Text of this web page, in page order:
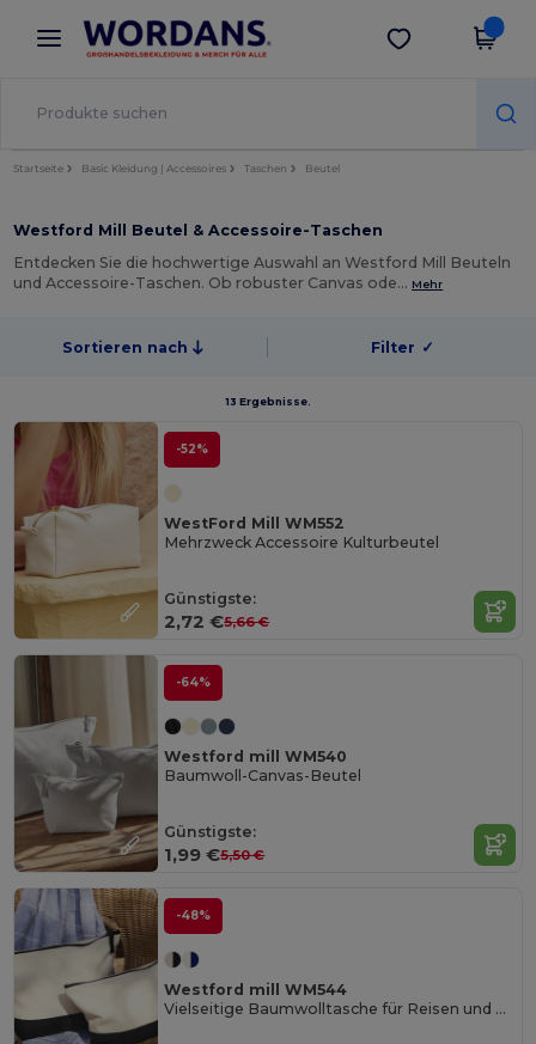
× Wordans App
Bessere Preise in der App!
App holen
Startseite Basic Kleidung | Accessoires Taschen Beutel
Westford Mill Beutel & Accessoire-Taschen
Entdecken Sie die hochwertige Auswahl an Westford Mill Beuteln
und Accessoire-Taschen. Ob robuster Canvas ode… Mehr
Sortieren nach Filter ✓
13 Ergebnisse.
-52%
WestFord Mill WM552
Mehrzweck Accessoire Kulturbeutel
Günstigste:
2,72 €5,66 €
-64%
Westford mill WM540
Baumwoll-Canvas-Beutel
Günstigste:
1,99 €5,50 €
-48%
Westford mill WM544
Vielseitige Baumwolltasche für Reisen und Alltag